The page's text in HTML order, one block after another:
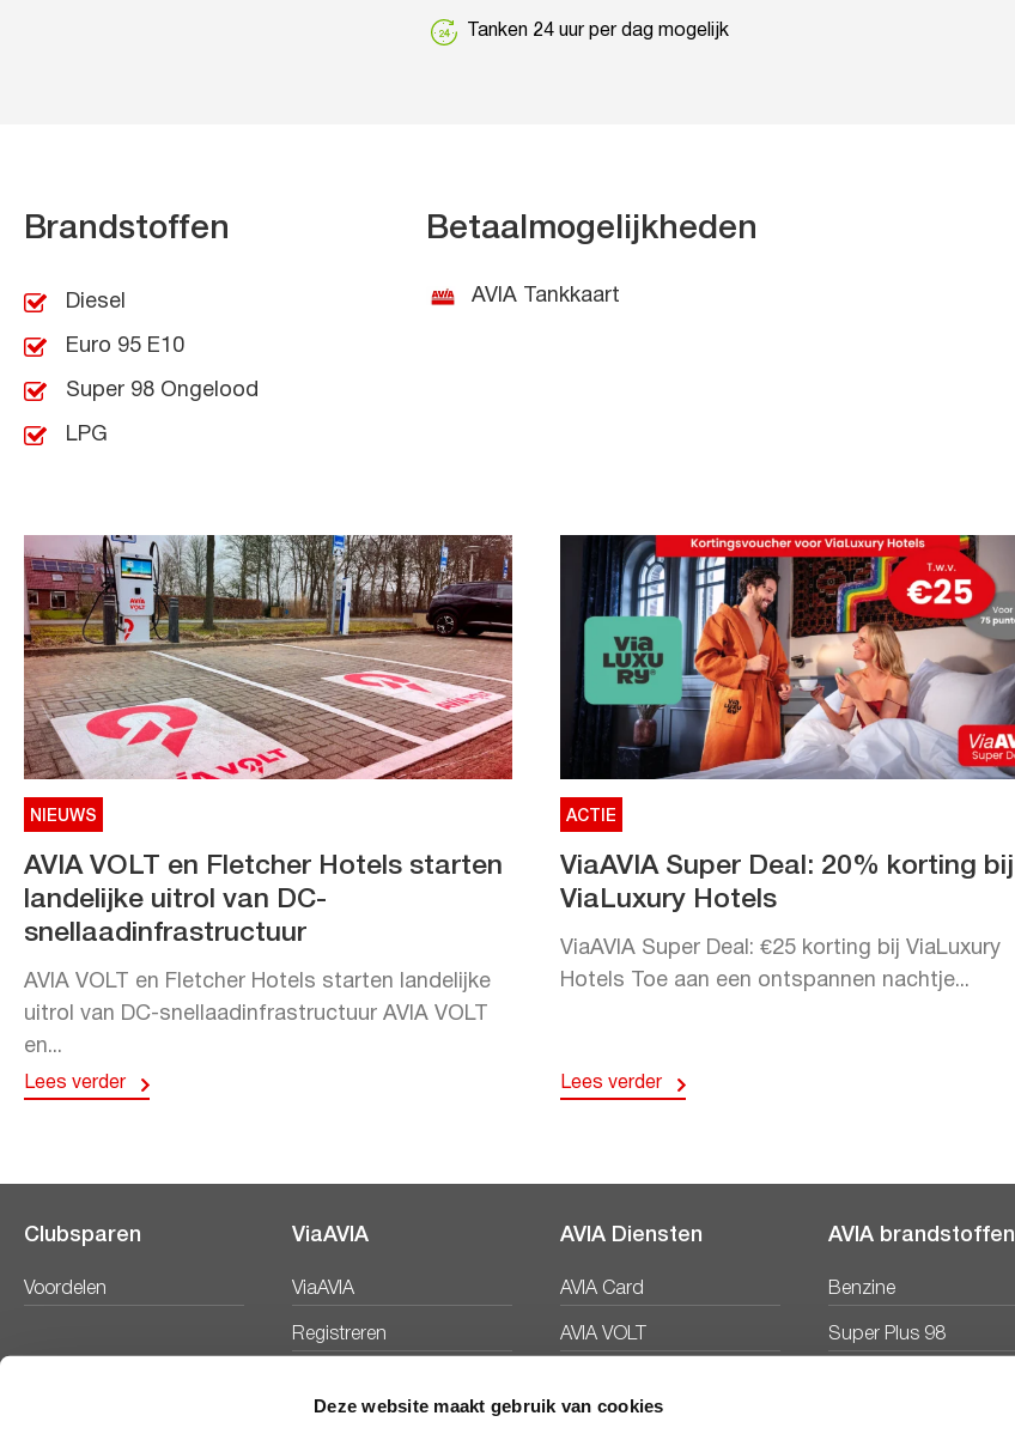
Deze website maakt gebruik van cookies
Tanken 24 uur per dag mogelijk
Brandstoffen
Diesel
Euro 95 E10
Super 98 Ongelood
LPG
Betaalmogelijkheden
AVIA Tankkaart
NIEUWS
AVIA VOLT en Fletcher Hotels starten
landelijke uitrol van DC-
snellaadinfrastructuur
AVIA VOLT en Fletcher Hotels starten landelijke
uitrol van DC-snellaadinfrastructuur AVIA VOLT
en...
Lees verder
ACTIE
ViaAVIA Super Deal: 20% korting bij
ViaLuxury Hotels
ViaAVIA Super Deal: €25 korting bij ViaLuxury
Hotels Toe aan een ontspannen nachtje...
Lees verder
Clubsparen
Voordelen
ViaAVIA
ViaAVIA
Registreren
AVIA Diensten
AVIA Card
AVIA VOLT
AVIA brandstoffen
Benzine
Super Plus 98